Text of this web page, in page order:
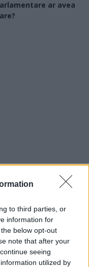
to third parties, or
information for
below opt-out
note that after your
seeing
utilized by
ar avea